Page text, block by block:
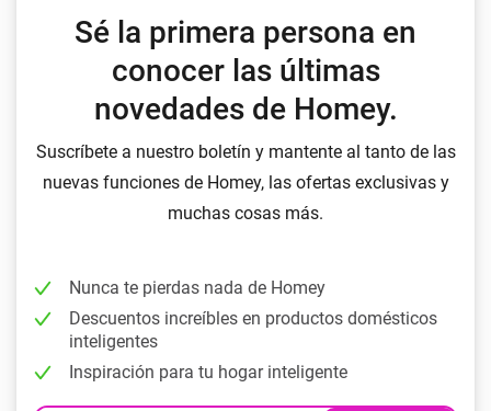
Sé la primera persona en
conocer las últimas
novedades de Homey.
Suscríbete a nuestro boletín y mantente al tanto de las
nuevas funciones de Homey, las ofertas exclusivas y
muchas cosas más.
Nunca te pierdas nada de Homey
Descuentos increíbles en productos domésticos
inteligentes
Inspiración para tu hogar inteligente